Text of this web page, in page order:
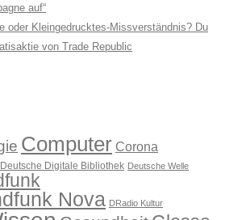
auf“
oder Kleingedrucktes-Missverständnis? Du
von Trade Republic
Computer Corona
Deutsche Digitale Bibliothek Deutsche Welle
Nova DRadio Kultur